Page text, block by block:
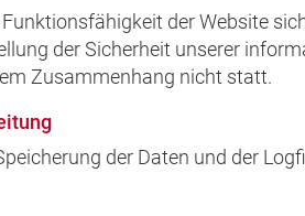
der Website
der Sicherheit unserer
Zusammenhang nicht statt.
der Daten und der